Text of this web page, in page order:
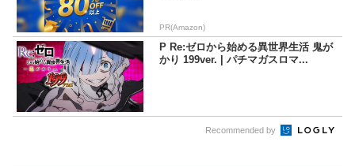
PR(Amazon)
P Re:ゼロから始める異世界生活 鬼が
かり 199ver. | パチマガスロマ...
Recommended by